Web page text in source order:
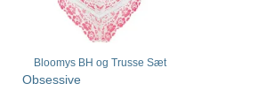
Bloomys BH og Trusse Sæt
Obsessive